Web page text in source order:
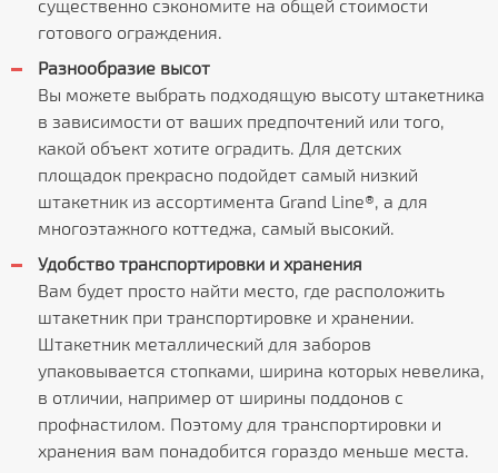
существенно сэкономите на общей стоимости
готового ограждения.
Разнообразие высот
Вы можете выбрать подходящую высоту штакетника
в зависимости от ваших предпочтений или того,
какой объект хотите оградить. Для детских
площадок прекрасно подойдет самый низкий
штакетник из ассортимента Grand Line®, а для
многоэтажного коттеджа, самый высокий.
Удобство транспортировки и хранения
Вам будет просто найти место, где расположить
штакетник при транспортировке и хранении.
Штакетник металлический для заборов
упаковывается стопками, ширина которых невелика,
в отличии, например от ширины поддонов с
профнастилом. Поэтому для транспортировки и
хранения вам понадобится гораздо меньше места.